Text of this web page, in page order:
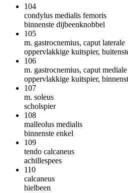
104
condylus medialis femoris
binnenste dijbeenknobbel
105
m. gastrocnemius, caput laterale
oppervlakkige kuitspier,
106
m. gastrocnemius, caput mediale
oppervlakkige kuitspier,
107
m. soleus
scholspier
108
malleolus medialis
binnenste enkel
109
tendo calcaneus
achillespees
110
calcaneus
hielbeen